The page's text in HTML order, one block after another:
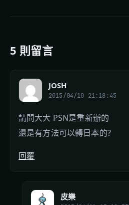
5 則留言
JOSH
2015/04/10 21:18:45
請問大大 PSN是重新辦的
還是有方法可以轉日本的?
回覆
皮樂